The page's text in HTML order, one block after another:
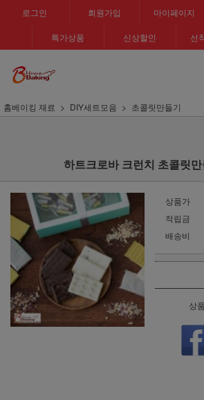
로그인 회원가입 마이페이지
특가상품 신상할인 선
홈베이킹 재료 DIY세트모음 초콜릿만들기
하트크로바 크런치 초콜릿
상품가
적립금
배송비
상